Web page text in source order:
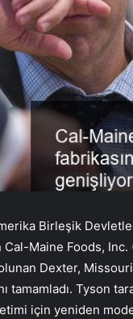
Birleşik
Cal-Maine Foods,
Dexter,
tamamladı. Tyson
için yeniden